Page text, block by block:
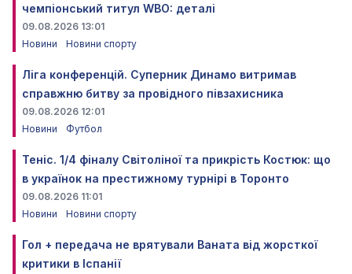
чемпіонський титул WBO: деталі
09.08.2026 13:01
Новини
Новини спорту
Ліга конференцій. Суперник Динамо витримав
справжню битву за провідного півзахисника
09.08.2026 12:01
Новини
Футбол
Теніс. 1/4 фіналу Світоліної та прикрість Костюк: що
в українок на престижному турнірі в Торонто
09.08.2026 11:01
Новини
Новини спорту
Гол + передача не врятували Ваната від жорсткої
критики в Іспанії